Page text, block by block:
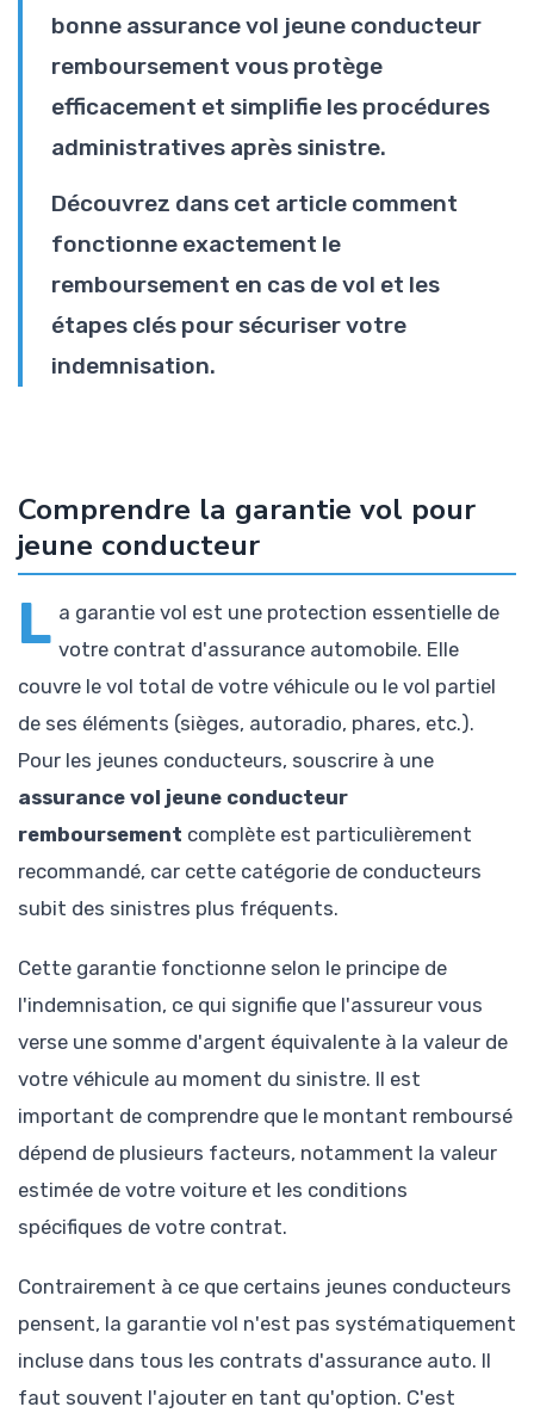
bonne assurance vol jeune conducteur
remboursement vous protège
efficacement et simplifie les procédures
administratives après sinistre.
Découvrez dans cet article comment
fonctionne exactement le
remboursement en cas de vol et les
étapes clés pour sécuriser votre
indemnisation.
Comprendre la garantie vol pour
jeune conducteur
L a garantie vol est une protection essentielle de
votre contrat d'assurance automobile. Elle
couvre le vol total de votre véhicule ou le vol partiel
de ses éléments (sièges, autoradio, phares, etc.).
Pour les jeunes conducteurs, souscrire à une
assurance vol jeune conducteur
remboursement complète est particulièrement
recommandé, car cette catégorie de conducteurs
subit des sinistres plus fréquents.
Cette garantie fonctionne selon le principe de
l'indemnisation, ce qui signifie que l'assureur vous
verse une somme d'argent équivalente à la valeur de
votre véhicule au moment du sinistre. Il est
important de comprendre que le montant remboursé
dépend de plusieurs facteurs, notamment la valeur
estimée de votre voiture et les conditions
spécifiques de votre contrat.
Contrairement à ce que certains jeunes conducteurs
pensent, la garantie vol n'est pas systématiquement
incluse dans tous les contrats d'assurance auto. Il
faut souvent l'ajouter en tant qu'option. C'est